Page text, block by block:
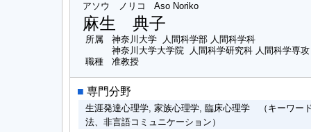
アソウ ノリコ Aso Noriko
麻生 典子
所属
神奈川大学 人間科学部 人間科学科
神奈川大学大学院 人間科学研究科 人間科学専
職種
准教授
■ 専門分野
生涯発達心理学, 家族心理学, 臨床心理学 （キーワー
法、非言語コミュニケーション）